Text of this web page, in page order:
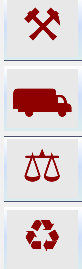
⚒
⛟
⚖
♻